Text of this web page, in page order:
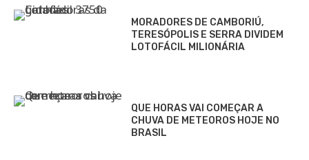
MORADORES DE CAMBORIÚ,
TERESÓPOLIS E SERRA DIVIDEM
LOTOFÁCIL MILIONÁRIA
QUE HORAS VAI COMEÇAR A
CHUVA DE METEOROS HOJE NO
BRASIL